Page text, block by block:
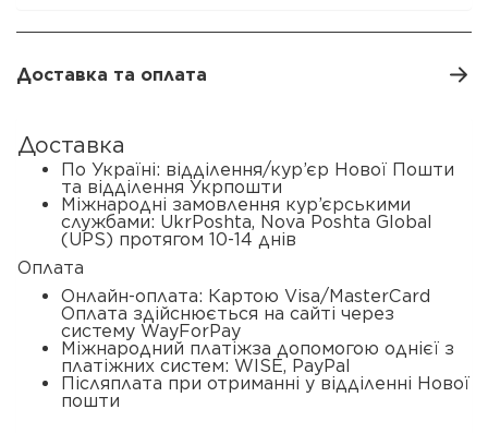
Доставка та оплата
Доставка
По Україні: відділення/кур’єр Нової Пошти
та відділення Укрпошти
Міжнародні замовлення кур’єрськими
службами: UkrPoshta, Nova Poshta Global
(UPS) протягом 10-14 днів
Оплата
Онлайн-оплата: Картою Visa/MasterCard
Оплата здійснюється на сайті через
систему WayForPay
Міжнародний платіжза допомогою однієї з
платіжних систем: WISE, PayPal
Післяплата при отриманні у відділенні Нової
пошти